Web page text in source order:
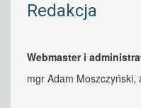
Redakcja
Webmaster i
mgr Adam Moszczyński,